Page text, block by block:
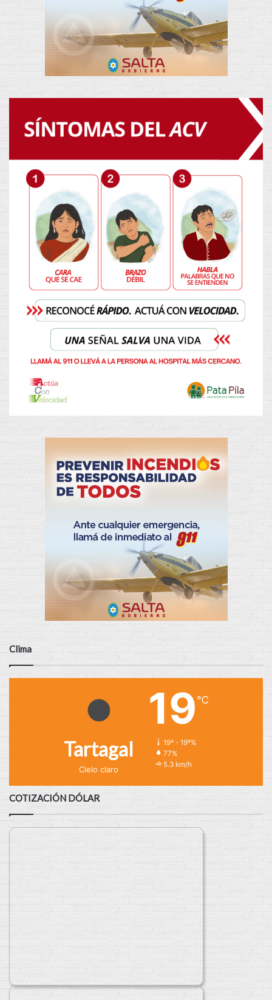
Clima
Tartagal
Cielo claro
19 ℃
19º - 19º%
77%
5.3 km/h
COTIZACIÓN DÓLAR